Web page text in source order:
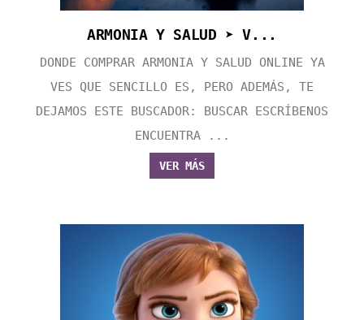
ARMONIA Y SALUD ➤ V...
DONDE COMPRAR ARMONIA Y SALUD ONLINE YA
VES QUE SENCILLO ES, PERO ADEMÁS, TE
DEJAMOS ESTE BUSCADOR: BUSCAR ESCRÍBENOS
ENCUENTRA ...
VER MÁS